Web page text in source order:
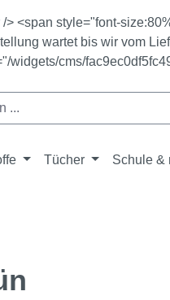
<span style="font-
wartet bis wir vom
cms/
Tücher Schule &